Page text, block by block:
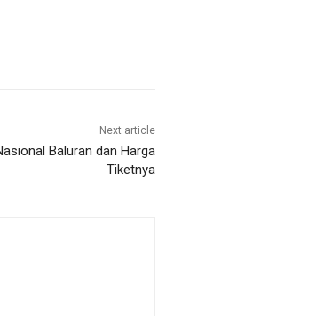
Next article
Baluran dan Harga
Tiketnya